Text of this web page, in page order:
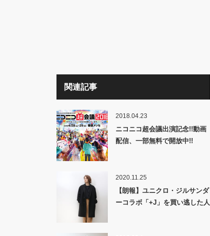
関連記事
2018.04.23
ニコニコ超会議出演記念!!動画
配信、一部無料で開放中!!
2020.11.25
【朗報】ユニクロ・ジルサンダ
ーコラボ「+J」を買い逃した人